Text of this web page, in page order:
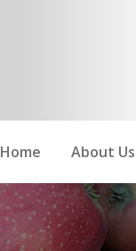
Home About Us